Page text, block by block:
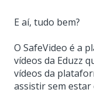
E aí, tudo bem?
O SafeVideo é a
vídeos da Eduzz
vídeos da
assistir sem